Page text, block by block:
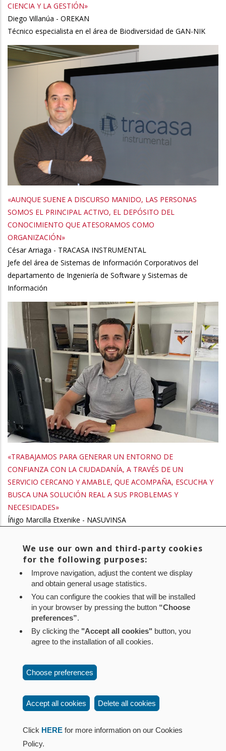
CIENCIA Y LA GESTIÓN»
Diego Villanúa - OREKAN
Técnico especialista en el área de Biodiversidad de GAN-NIK
«AUNQUE SUENE A DISCURSO MANIDO, LAS PERSONAS
SOMOS EL PRINCIPAL ACTIVO, EL DEPÓSITO DEL
CONOCIMIENTO QUE ATESORAMOS COMO
ORGANIZACIÓN»
César Arriaga - TRACASA INSTRUMENTAL
Jefe del área de Sistemas de Información Corporativos del
departamento de Ingeniería de Software y Sistemas de
Información
«TRABAJAMOS PARA GENERAR UN ENTORNO DE
CONFIANZA CON LA CIUDADANÍA, A TRAVÉS DE UN
SERVICIO CERCANO Y AMABLE, QUE ACOMPAÑA, ESCUCHA Y
BUSCA UNA SOLUCIÓN REAL A SUS PROBLEMAS Y
NECESIDADES»
Íñigo Marcilla Etxenike - NASUVINSA
departamento de Vivienda
Pagination
Current
page
Page
2 Page
3 Page
4 Page
5 Page
6
page
Last
page
Último »
Aviso legal Política de privacidad
Mapa web
Configuración de cookies
Contacto: Paseo de Sarasate nº 38, 2º Dcha - 31001
Pamplona (Navarra) Tel.: 848 42 08 72
corporacion@cpen.es
We use our own and third-party cookies
for the following purposes:
Improve navigation, adjust the content we display
and obtain general usage statistics.
You can configure the cookies that will be installed
in your browser by pressing the button “Choose
preferences”.
By clicking the "Accept all cookies" button, you
agree to the installation of all cookies.
Choose preferences
Accept all cookies Delete all cookies
Click HERE for more information on our Cookies
Policy.